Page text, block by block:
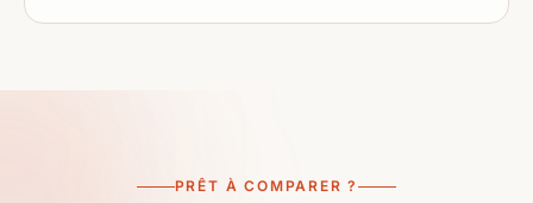
PRÊT À COMPARER ?